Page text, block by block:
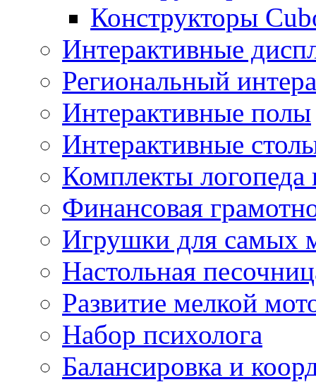
Конструкторы
Интерактивные
Региональный
Интерактивные полы
Интерактивные
Комплекты логопеда
Финансовая
Игрушки для самых
Настольная
Развитие мелкой
Набор психолога
Балансировка и